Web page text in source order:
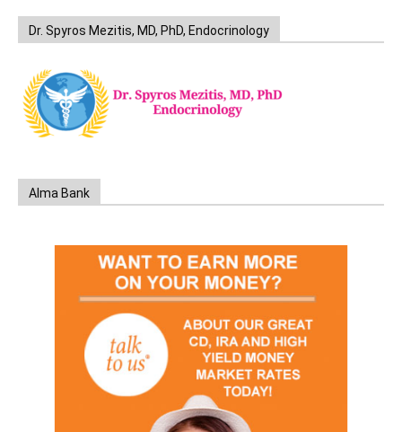
Dr. Spyros Mezitis, MD, PhD, Endocrinology
Alma Bank